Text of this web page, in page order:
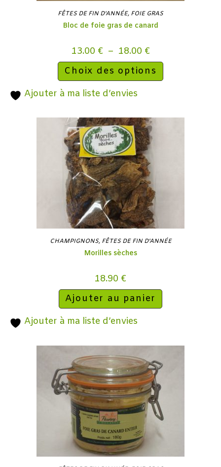
FÊTES DE FIN D'ANNÉE, FOIE GRAS
Bloc de foie gras de canard
13.00 € – 18.00 €
Choix des options
Ajouter à ma liste d’envies
CHAMPIGNONS, FÊTES DE FIN D'ANNÉE
Morilles sèches
18.90 €
Ajouter au panier
Ajouter à ma liste d’envies